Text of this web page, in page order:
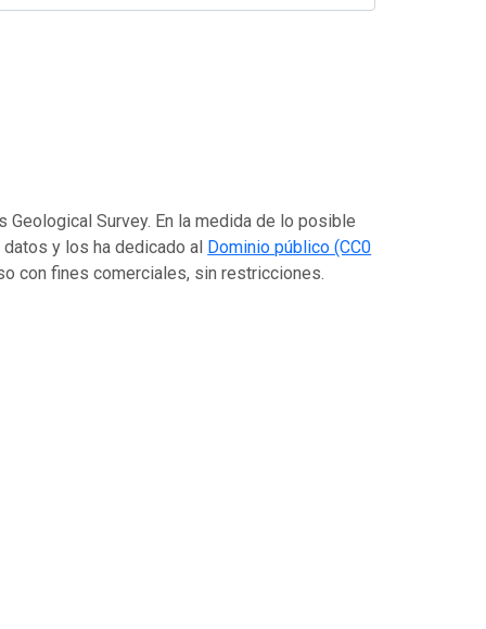
Survey. En la medida de lo posible
y los ha dedicado al Dominio público (CC0
con fines comerciales, sin restricciones.